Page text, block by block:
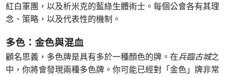
紅白軍團，以及析米克的藍綠生體術士。每個公會各有其理
念、策略，以及代表性的機制。
多色：金色與混血
顧名思義，多色牌是具有多於一種顏色的牌。在兵臨古城之
中，你將會發現兩種多色牌。你可能已經對「金色」牌非常